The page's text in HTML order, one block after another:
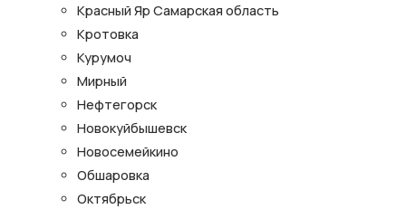
Красный Яр Самарская область
Кротовка
Курумоч
Мирный
Нефтегорск
Новокуйбышевск
Новосемейкино
Обшаровка
Октябрьск